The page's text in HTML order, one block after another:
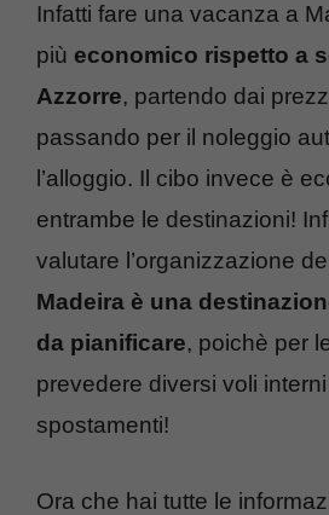
Infatti fare una vacanza a
più economico rispetto a
Azzorre, partendo dai
passando per il noleggio
l’alloggio. Il cibo invece è
entrambe le destinazioni!
valutare l’organizzazione
Madeira è una
da pianificare, poichè per
prevedere diversi voli
spostamenti!
Ora che hai tutte le